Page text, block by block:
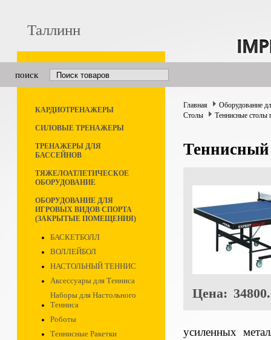
Таллинн
поиск
КАРДИОТРЕНАЖЕРЫ
СИЛОВЫЕ ТРЕНАЖЕРЫ
ТРЕНАЖЕРЫ ДЛЯ
БАССЕЙНОВ
ТЯЖЕЛОАТЛЕТИЧЕСКОЕ
ОБОРУДОВАНИЕ
ОБОРУДОВАНИЕ ДЛЯ
ИГРОВЫХ ВИДОВ СПОРТА
(ЗАКРЫТЫЕ ПОМЕЩЕНИЯ)
БАСКЕТБОЛЛ
ВОЛЛЕЙБОЛ
НАСТОЛЬНЫЙ ТЕННИС
Аксессуары для Тенниса
Наборы для Настольного
Тенниса
Роботы
Теннисные Ракетки
Главная
Оборудование
Столы
Теннисные столы
Цена:
усиленных